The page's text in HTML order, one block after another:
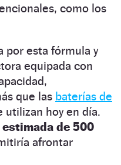
como los
por esta fórmula y
equipada con
que las baterías de
utilizan hoy en día.
de 500
afrontar